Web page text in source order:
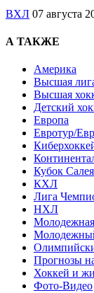
ВХЛ 07 августа
А ТАКЖЕ
Америка
Высшая
Высшая
Детский
Европа
Евротур/
Кубок Салея
КХЛ
Лига
НХЛ
Молодежная
Прогнозы
Хоккей и
Фото-Видео